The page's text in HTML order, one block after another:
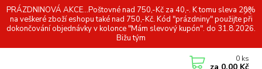
PRÁZDNINOVÁ AKCE...Poštovné nad 750,-Kč za 40,-. K tomu sleva 20%
na veškeré zboží eshopu také nad 750,-Kč. Kód "prázdniny" použijte při
dokončování objednávky v kolonce "Mám slevový kupón". do 31.8.2026.
Bižu tým
0 ks
za 0,00 Kč